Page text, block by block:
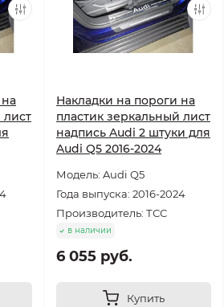
лист
Накладки на пороги на
пластик зеркальный лист
надпись Audi 2 штуки для
Audi Q5 2016-2024
Модель: Audi Q5
Года выпуска: 2016-2024
Производитель: ТСС
в наличии
6 055 руб.
Купить